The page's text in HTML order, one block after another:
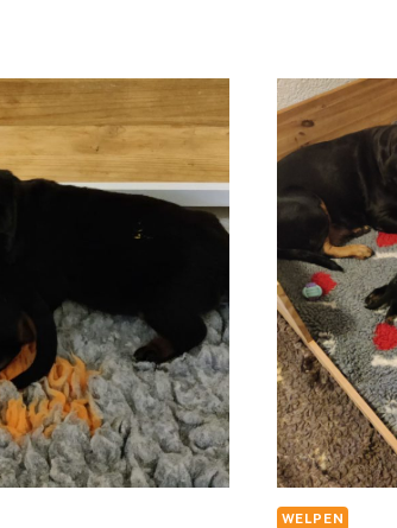
WELPEN